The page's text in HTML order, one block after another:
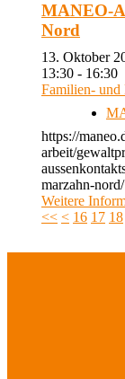
MANEO-
Nord
13. Oktober
13:30 - 16:30
Familien- und
https://
arbeit/
marzahn-nord/
Weitere
<< < 16 17 18